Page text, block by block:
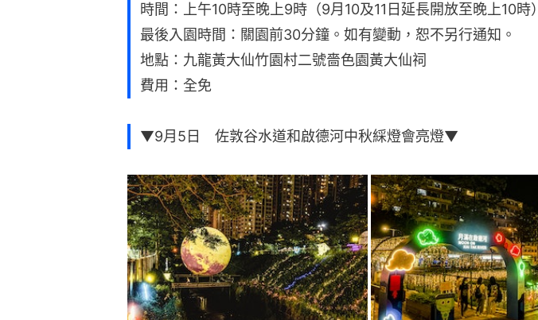
時間：上午10時至晚上9時（9月10及11日延長開放至晚上10時）
最後入園時間：關園前30分鐘。如有變動，恕不另行通知。
地點：九龍黃大仙竹園村二號嗇色園黃大仙祠
費用：全免
▼9月5日 佐敦谷水道和啟德河中秋綵燈會亮燈▼